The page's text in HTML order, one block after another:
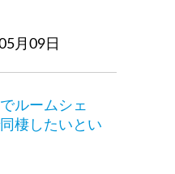
月09日
ルームシェ
棲したいとい